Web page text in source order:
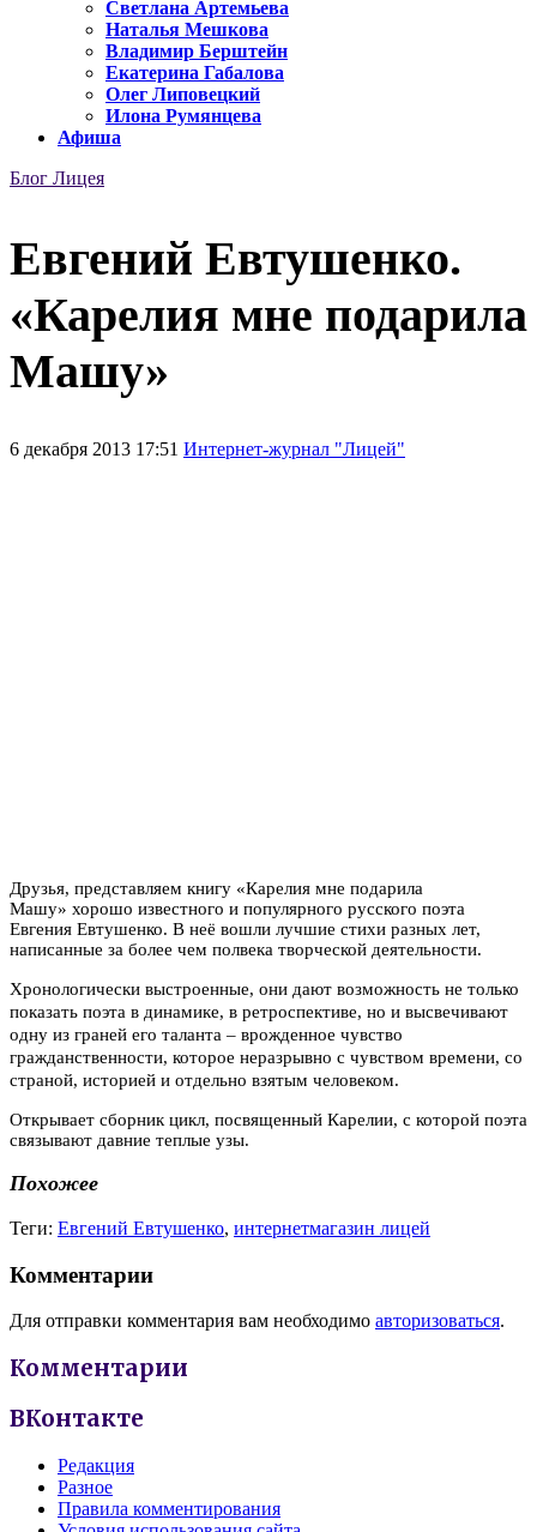
Светлана Артемьева
Наталья Мешкова
Владимир Берштейн
Екатерина Габалова
Олег Липовецкий
Илона Румянцева
Афиша
Блог Лицея
Евгений Евтушенко.
«Карелия мне подарила
Машу»
6 декабря 2013 17:51 Интернет-журнал "Лицей"
Друзья, представляем книгу «Карелия мне подарила
Машу» хорошо известного и популярного русского поэта
Евгения Евтушенко. В неё вошли лучшие стихи разных лет,
написанные за более чем полвека творческой деятельности.
Хронологически выстроенные, они дают возможность не только
показать поэта в динамике, в ретроспективе, но и высвечивают
одну из граней его таланта – врожденное чувство
гражданственности, которое неразрывно с чувством времени, со
страной, историей и отдельно взятым человеком.
Открывает сборник цикл, посвященный Карелии, с которой поэта
связывают давние теплые узы.
Похожее
Теги: Евгений Евтушенко, интернетмагазин лицей
Комментарии
Для отправки комментария вам необходимо авторизоваться.
Комментарии
ВКонтакте
Редакция
Разное
Правила комментирования